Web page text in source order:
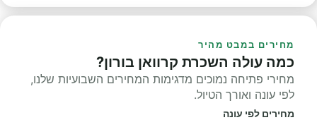
מחירים במבט מהיר
כמה עולה השכרת קרוואן בורון?
מחירי פתיחה נמוכים מדגימות המחירים השבועיות שלנו,
לפי עונה ואורך הטיול.
מחירים לפי עונה